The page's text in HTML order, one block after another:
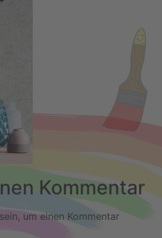
Kommentar
sein, um einen Kommentar